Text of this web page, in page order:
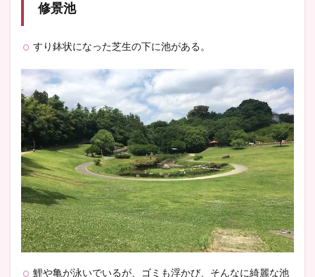
修景池
すり鉢状になった芝生の下に池がある。
鯉や亀が泳いでいるが、ゴミも浮かび、そんなに綺麗な池